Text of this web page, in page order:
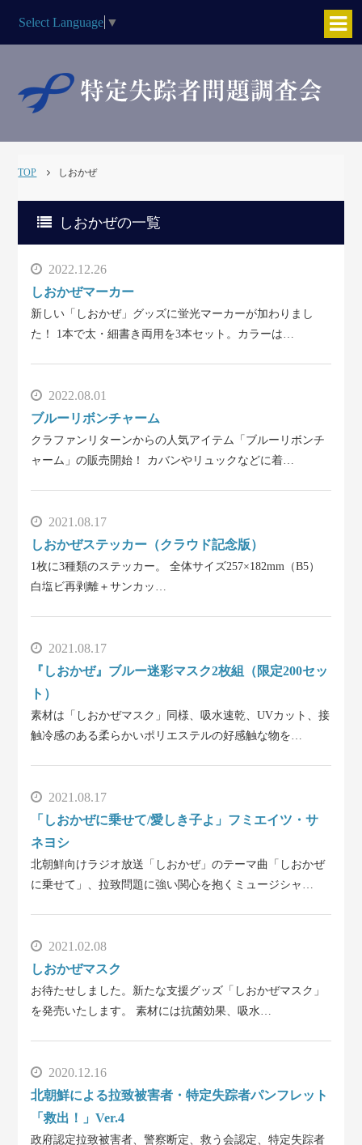
Select Language ▼
TOP しおかぜ
しおかぜの一覧
2022.12.26
しおかぜマーカー
新しい「しおかぜ」グッズに蛍光マーカーが加わりまし
た！ 1本で太・細書き両用を3本セット。カラーは…
2022.08.01
ブルーリボンチャーム
クラファンリターンからの人気アイテム「ブルーリボンチ
ャーム」の販売開始！ カバンやリュックなどに着…
2021.08.17
しおかぜステッカー（クラウド記念版）
1枚に3種類のステッカー。 全体サイズ257×182mm（B5）
白塩ビ再剥離＋サンカッ…
2021.08.17
『しおかぜ』ブルー迷彩マスク2枚組（限定200セッ
ト）
素材は「しおかぜマスク」同様、吸水速乾、UVカット、接
触冷感のある柔らかいポリエステルの好感触な物を…
2021.08.17
「しおかぜに乗せて/愛しき子よ」フミエイツ・サ
ネヨシ
北朝鮮向けラジオ放送「しおかぜ」のテーマ曲「しおかぜ
に乗せて」、拉致問題に強い関心を抱くミュージシャ…
2021.02.08
しおかぜマスク
お待たせしました。新たな支援グッズ「しおかぜマスク」
を発売いたします。 素材には抗菌効果、吸水…
2020.12.16
北朝鮮による拉致被害者・特定失踪者パンフレット
「救出！」Ver.4
政府認定拉致被害者、警察断定、救う会認定、特定失踪者